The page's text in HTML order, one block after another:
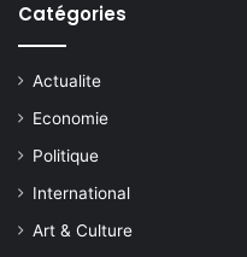
Catégories
Actualite
Economie
Politique
International
Art & Culture